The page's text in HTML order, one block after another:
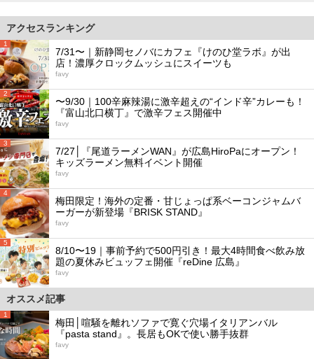
アクセスランキング
1
7/31〜｜新静岡セノバにカフェ『けのひ堂ラボ』が出
店！濃厚クロックムッシュにスイーツも
favy
2
〜9/30｜100辛麻辣湯に激辛超えの“インド辛”カレーも！
『富山北口横丁』で激辛フェス開催中
favy
3
7/27│『尾道ラーメンWAN』が広島HiroPaにオープン！
キッズラーメン無料イベント開催
favy
4
梅田限定！海外の定番・甘じょっぱ系ベーコンジャムバ
ーガーが新登場『BRISK STAND』
favy
5
8/10〜19｜事前予約で500円引き！最大4時間食べ飲み放
題の夏休みビュッフェ開催『reDine 広島』
favy
オススメ記事
1
梅田│喧騒を離れソファで寛ぐ穴場イタリアンバル
『pasta stand』。長居もOKで使い勝手抜群
favy